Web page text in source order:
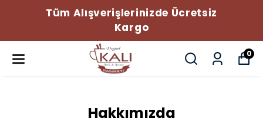
Tüm Alışverişlerinizde Ücretsiz
Kargo
0
Hakkımızda